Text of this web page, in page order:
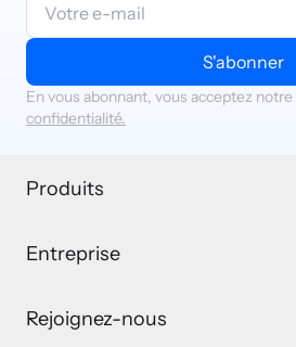
S'abonner
En vous abonnant, vous acceptez notre
confidentialité.
Produits
Entreprise
Rejoignez-nous